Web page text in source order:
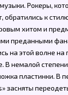
Рокеры,
обратились к
хитом и
преданными
на этой волне на
В немалой
пластинки. В
засняты